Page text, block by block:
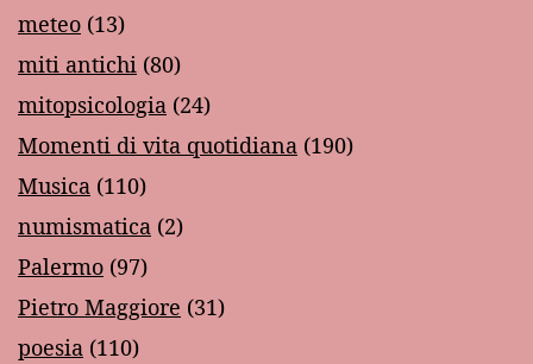
meteo (13)
miti antichi (80)
mitopsicologia (24)
Momenti di vita quotidiana (190)
Musica (110)
numismatica (2)
Palermo (97)
Pietro Maggiore (31)
poesia (110)